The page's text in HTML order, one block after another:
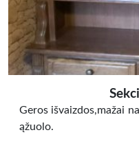
Geros išvaizdos,mažai
ąžuolo.